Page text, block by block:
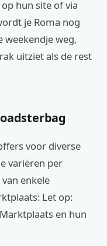
hun site of via
je Roma nog
weekendje weg,
uitziet als de rest
voor diverse
variëren per
enkele
Let op:
en hun